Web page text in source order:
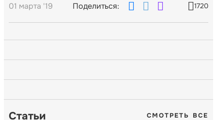
01 марта '19 Поделиться: 1720
Статьи СМОТРЕТЬ ВСЕ